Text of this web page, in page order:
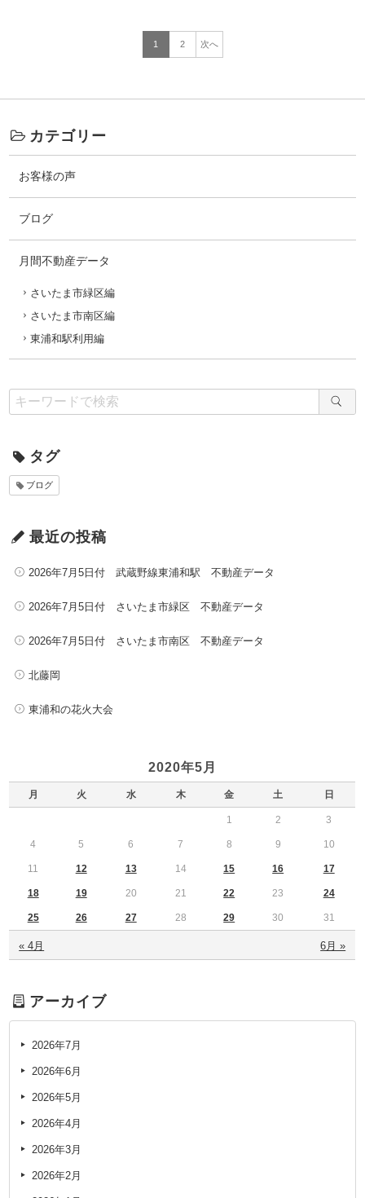
1 2 次へ
カテゴリー
お客様の声
ブログ
月間不動産データ
さいたま市緑区編
さいたま市南区編
東浦和駅利用編
タグ
ブログ
最近の投稿
2026年7月5日付 武蔵野線東浦和駅 不動産データ
2026年7月5日付 さいたま市緑区 不動産データ
2026年7月5日付 さいたま市南区 不動産データ
北藤岡
東浦和の花火大会
2020年5月
月 火 水 木 金 土 日
« 4月 6月 »
1 2 3
4 5 6 7 8 9 10
11 12 13 14 15 16 17
18 19 20 21 22 23 24
25 26 27 28 29 30 31
アーカイブ
2026年7月
2026年6月
2026年5月
2026年4月
2026年3月
2026年2月